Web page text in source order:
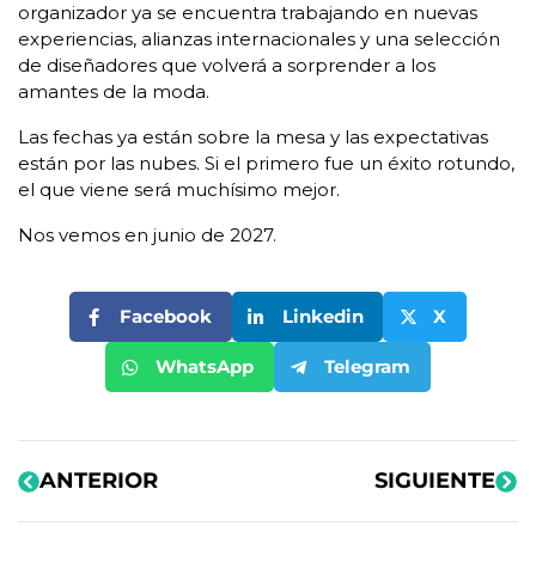
organizador ya se encuentra trabajando en nuevas
experiencias, alianzas internacionales y una selección
de diseñadores que volverá a sorprender a los
amantes de la moda.
Las fechas ya están sobre la mesa y las expectativas
están por las nubes. Si el primero fue un éxito rotundo,
el que viene será muchísimo mejor.
Nos vemos en junio de 2027.
Facebook Linkedin X
WhatsApp Telegram
ANTERIOR SIGUIENTE